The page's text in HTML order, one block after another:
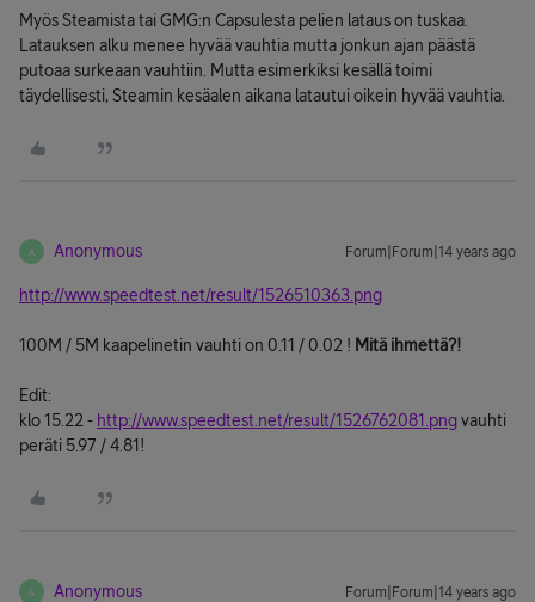
Myös Steamista tai GMG:n Capsulesta pelien lataus on tuskaa.
Latauksen alku menee hyvää vauhtia mutta jonkun ajan päästä
putoaa surkeaan vauhtiin. Mutta esimerkiksi kesällä toimi
täydellisesti, Steamin kesäalen aikana latautui oikein hyvää vauhtia.
A Anonymous Forum|Forum|14 years ago
http://www.speedtest.net/result/1526510363.png
100M / 5M kaapelinetin vauhti on 0.11 / 0.02 ! Mitä ihmettä?!
Edit:
klo 15.22 - http://www.speedtest.net/result/1526762081.pngvauhti
peräti 5.97 / 4.81!
A Anonymous Forum|Forum|14 years ago